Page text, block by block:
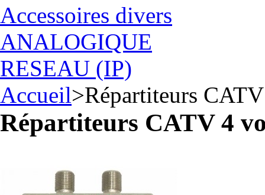
Accessoires divers
ANALOGIQUE
RESEAU (IP)
Accueil>Répartiteurs
Répartiteurs CATV 4